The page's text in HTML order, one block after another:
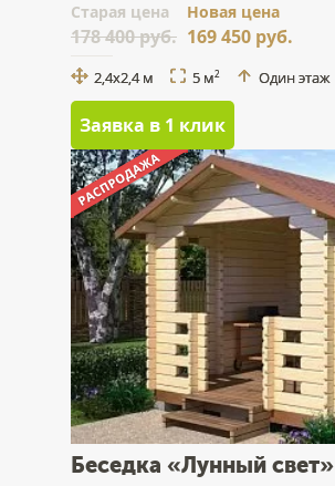
Cтарая цена
178 400 руб.
Новая цена
169 450 руб.
2,4x2,4 м 5 м2 Один этаж
Заявка в 1 клик
Беседка «Лунный свет»